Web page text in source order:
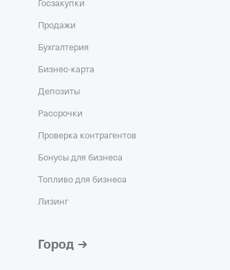
Госзакупки
Продажи
Бухгалтерия
Бизнес-карта
Депозиты
Рассрочки
Проверка контрагентов
Бонусы для бизнеса
Топливо для бизнеса
Лизинг
Город